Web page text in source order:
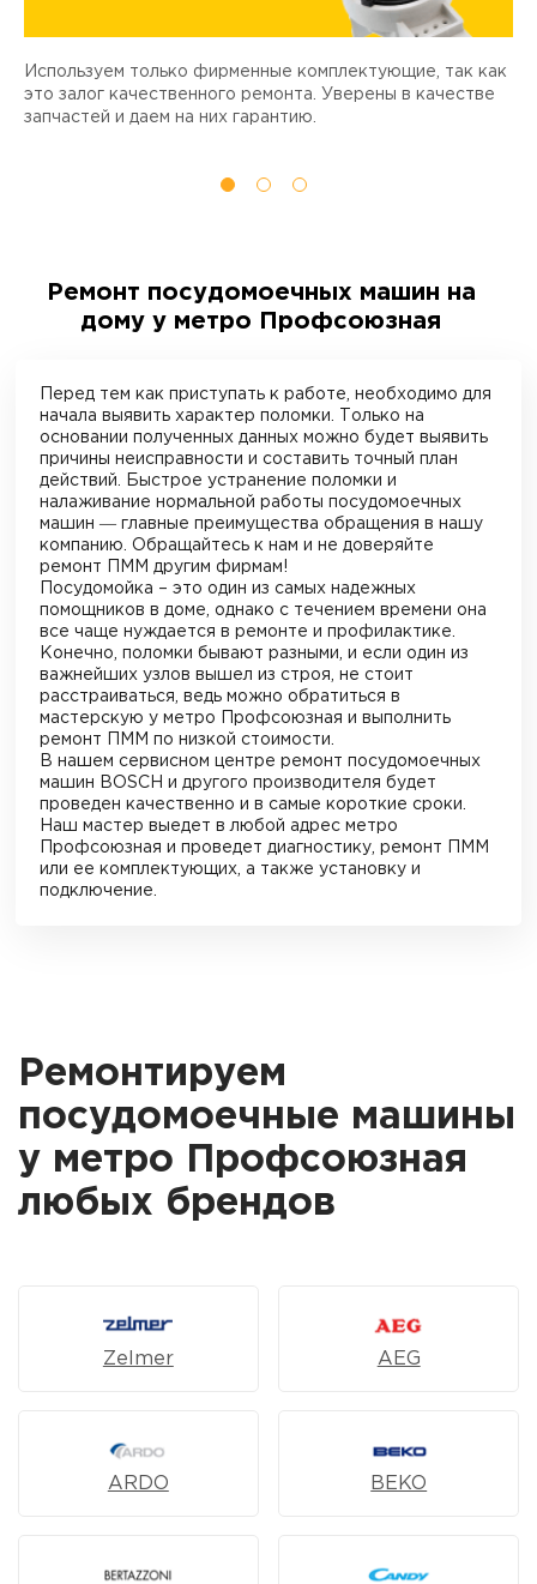
Используем только фирменные комплектующие, так как
это залог качественного ремонта. Уверены в качестве
запчастей и даем на них гарантию.
Ремонт посудомоечных машин на
дому у метро Профсоюзная
Перед тем как приступать к работе, необходимо для
начала выявить характер поломки. Только на
основании полученных данных можно будет выявить
причины неисправности и составить точный план
действий. Быстрое устранение поломки и
налаживание нормальной работы посудомоечных
машин ― главные преимущества обращения в нашу
компанию. Обращайтесь к нам и не доверяйте
ремонт ПММ другим фирмам!
Посудомойка – это один из самых надежных
помощников в доме, однако с течением времени она
все чаще нуждается в ремонте и профилактике.
Конечно, поломки бывают разными, и если один из
важнейших узлов вышел из строя, не стоит
расстраиваться, ведь можно обратиться в
мастерскуюу метро Профсоюзная и выполнить
ремонт ПММ по низкой стоимости.
В нашем сервисном центре ремонт посудомоечных
машин BOSCH и другого производителя будет
проведен качественно и в самые короткие сроки.
Наш мастер выедет в любой адресметро
Профсоюзная и проведет диагностику, ремонт ПММ
или ее комплектующих, а также установку и
подключение.
Ремонтируем
посудомоечные машины
у метро Профсоюзная
любых брендов
Zelmer AEG
ARDO BEKO